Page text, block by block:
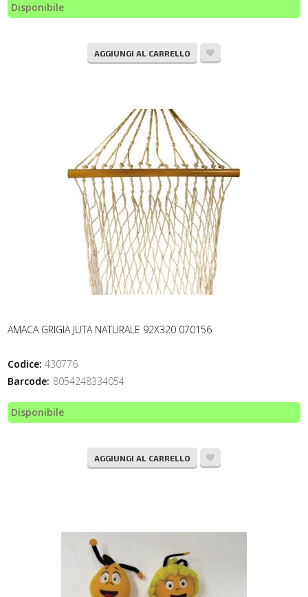
Disponibile
AGGIUNGI AL CARRELLO
AMACA GRIGIA JUTA NATURALE 92X320 070156
Codice: 430776
Barcode: 8054248334054
Disponibile
AGGIUNGI AL CARRELLO